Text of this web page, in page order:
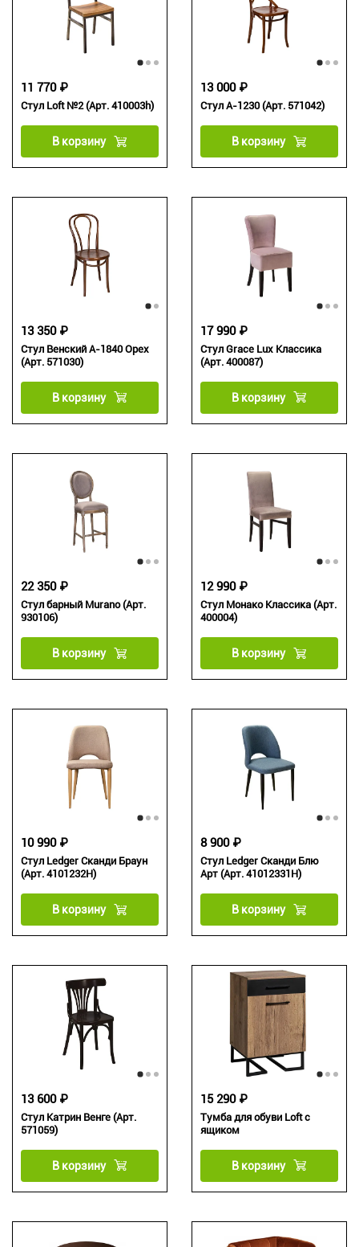
Стул Loft №2 (Арт. 410003h)
11 770 ₽
В корзину
Стул А-1230 (Арт. 571042)
13 000 ₽
В корзину
Стул Венский А-1840 Орех
(Арт. 571030)
13 350 ₽
В корзину
Стул Grace Lux Классика
(Арт. 400087)
17 990 ₽
В корзину
Стул барный Murano (Арт.
930106)
22 350 ₽
В корзину
Стул Монако Классика (Арт.
400004)
12 990 ₽
В корзину
Стул Ledger Сканди Браун
(Арт. 4101232H)
10 990 ₽
В корзину
Стул Ledger Сканди Блю
Арт (Арт. 41012331H)
8 900 ₽
В корзину
Стул Катрин Венге (Арт.
571059)
13 600 ₽
В корзину
Тумба для обуви Loft с
ящиком
15 290 ₽
В корзину